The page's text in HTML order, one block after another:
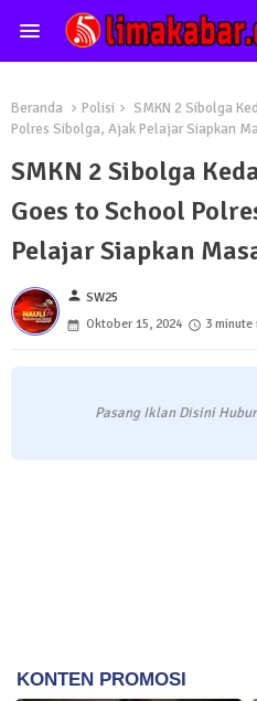
Beranda Polisi
SMKN 2 Sibolga
Polres Sibolga, Ajak Pelajar Siapkan
SMKN 2 Sibolga
Goes to School
Pelajar Siapkan
person SW25
Oktober 15, 2024
3 minute
Pasang Iklan Disini